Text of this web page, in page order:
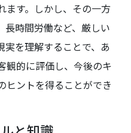
ます。しかし、その一方
長時間労働など、厳しい
実を理解することで、あ
観的に評価し、今後のキ
ヒントを得ることができ